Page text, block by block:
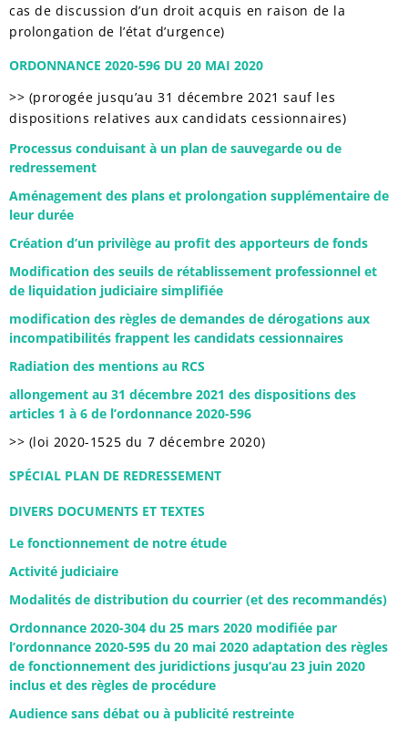
cas de discussion d’un droit acquis en raison de la
prolongation de l’état d’urgence)
ORDONNANCE 2020-596 DU 20 MAI 2020
>> (prorogée jusqu’au 31 décembre 2021 sauf les
dispositions relatives aux candidats cessionnaires)
Processus conduisant à un plan de sauvegarde ou de
redressement
Aménagement des plans et prolongation supplémentaire de
leur durée
Création d’un privilège au profit des apporteurs de fonds
Modification des seuils de rétablissement professionnel et
de liquidation judiciaire simplifiée
modification des règles de demandes de dérogations aux
incompatibilités frappent les candidats cessionnaires
Radiation des mentions au RCS
allongement au 31 décembre 2021 des dispositions des
articles 1 à 6 de l’ordonnance 2020-596
>> (loi 2020-1525 du 7 décembre 2020)
SPÉCIAL PLAN DE REDRESSEMENT
DIVERS DOCUMENTS ET TEXTES
Le fonctionnement de notre étude
Activité judiciaire
Modalités de distribution du courrier (et des recommandés)
Ordonnance 2020-304 du 25 mars 2020 modifiée par
l’ordonnance 2020-595 du 20 mai 2020 adaptation des règles
de fonctionnement des juridictions jusqu’au 23 juin 2020
inclus et des règles de procédure
Audience sans débat ou à publicité restreinte